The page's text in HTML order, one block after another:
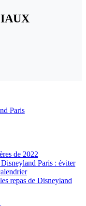
Paris
de 2022
Paris : éviter
repas de Disneyland